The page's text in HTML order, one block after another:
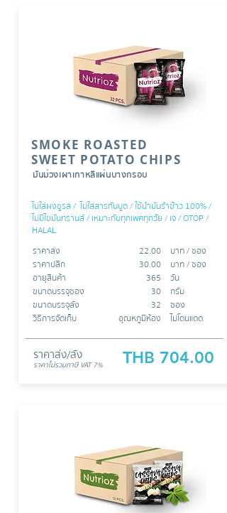
SMOKE ROASTED
SWEET POTATO CHIPS
มันม่วงเผาเกาหลีแผ่นบางกรอบ
ไม่ใส่ผงชูรส / ไม่ใส่สารกันบูด / ใช้นำมันรำข้าว 100% /
ไม่มีไขมันทรานส์ / เหมาะกับทุกเพศทุกวัย / เจ / OTOP /
HALAL
ราคาส่ง
ราคาปลีก
อายุสินค้า
ขนาดบรรจุซอง
ขนาดบรรจุลัง
วิธีการจัดเก็บ
22.00
30.00
365
30
32
อุณหภูมิห้อง
บาท /​​ ซอง
บาท / ซอง
วัน
กรัม
ซอง
ไม่โดนแดด
ราคาส่ง/ลัง
ราคาไม่รวมภาษี VAT 7% THB 704.00